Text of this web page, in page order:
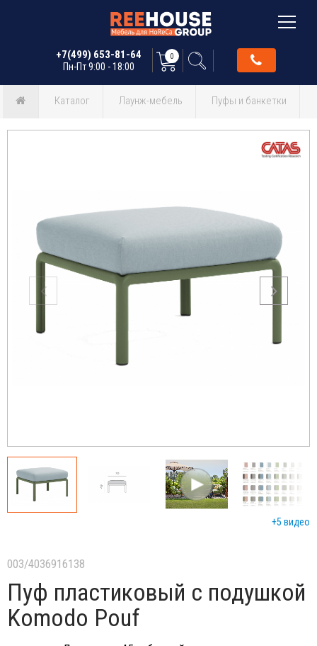
+7(499) 653-81-64
Пн-Пт 9:00 - 18:00
0
Каталог Лаунж-мебель Пуфы и банкетки
+5 видео
003/4036916138
Пуф пластиковый с подушкой
Komodo Pouf